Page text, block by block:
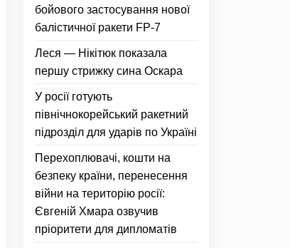
бойового застосування нової
балістичної ракети FP-7
Леся — Нікітюк показала
першу стрижку сина Оскара
У росії готують
північнокорейський ракетний
підрозділ для ударів по Україні
Перехоплювачі, кошти на
безпеку країни, перенесення
війни на територію росії:
Євгеній Хмара озвучив
пріоритети для дипломатів